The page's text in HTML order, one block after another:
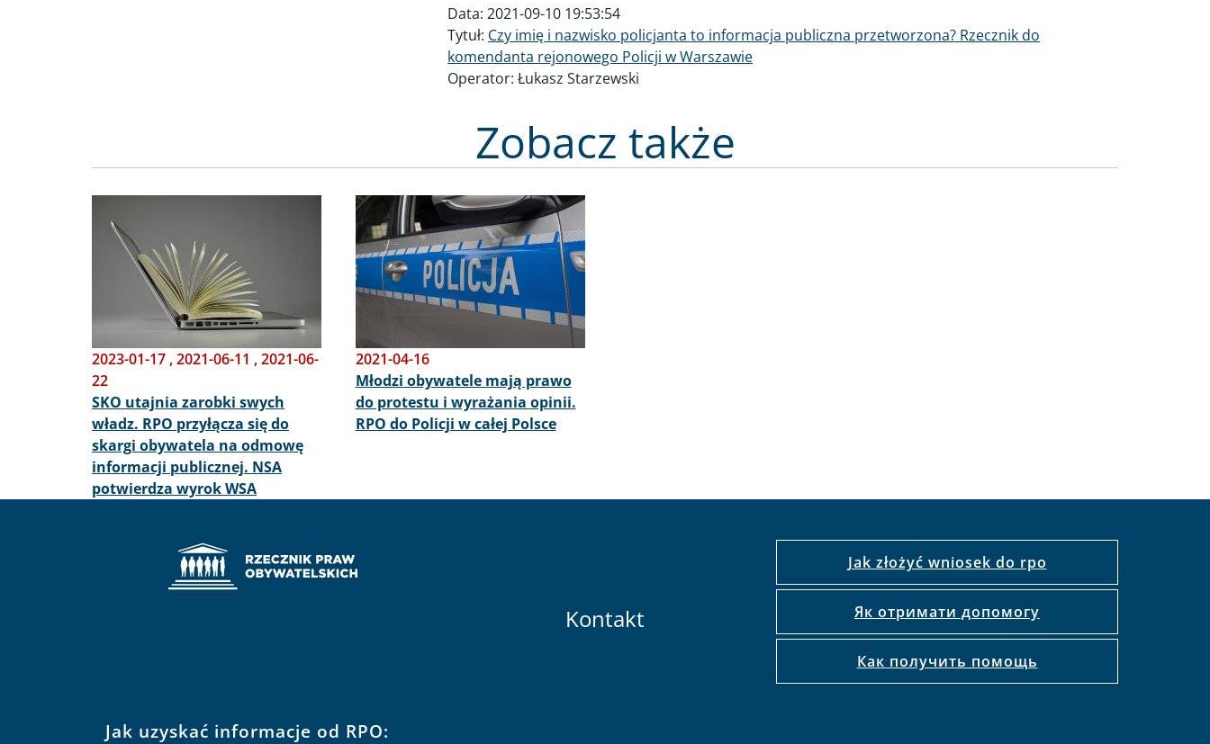
Data: 2021-09-10 19:53:54
Tytuł: Czy imię i nazwisko policjanta to informacja publiczna przetworzona? Rzecznik do
komendanta rejonowego Policji w Warszawie
Operator: Łukasz Starzewski
Zobacz także
2023-01-17 ,2021-06-11 ,2021-06-
22
SKO utajnia zarobki swych
władz. RPO przyłącza się do
skargi obywatela na odmowę
informacji publicznej. NSA
potwierdza wyrok WSA
Obraz
2021-04-16
Młodzi obywatele mają prawo
do protestu i wyrażania opinii.
RPO do Policji w całej Polsce
Kontakt
Jak złożyć wniosek do rpo
Як отримати допомогу
Как получить помощь
Jak uzyskać informacje od RPO: